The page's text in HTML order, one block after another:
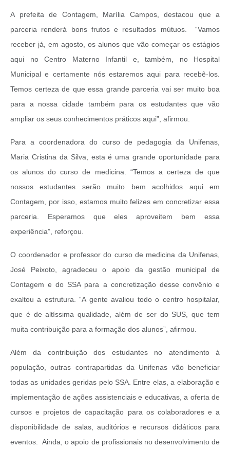
A prefeita de Contagem, Marília Campos, destacou que a
parceria renderá bons frutos e resultados mútuos. “Vamos
receber já, em agosto, os alunos que vão começar os estágios
aqui no Centro Materno Infantil e, também, no Hospital
Municipal e certamente nós estaremos aqui para recebê-los.
Temos certeza de que essa grande parceria vai ser muito boa
para a nossa cidade também para os estudantes que vão
ampliar os seus conhecimentos práticos aqui”, afirmou.
Para a coordenadora do curso de pedagogia da Unifenas,
Maria Cristina da Silva, esta é uma grande oportunidade para
os alunos do curso de medicina. “Temos a certeza de que
nossos estudantes serão muito bem acolhidos aqui em
Contagem, por isso, estamos muito felizes em concretizar essa
parceria. Esperamos que eles aproveitem bem essa
experiência”, reforçou.
O coordenador e professor do curso de medicina da Unifenas,
José Peixoto, agradeceu o apoio da gestão municipal de
Contagem e do SSA para a concretização desse convênio e
exaltou a estrutura. “A gente avaliou todo o centro hospitalar,
que é de altíssima qualidade, além de ser do SUS, que tem
muita contribuição para a formação dos alunos”, afirmou.
Além da contribuição dos estudantes no atendimento à
população, outras contrapartidas da Unifenas vão beneficiar
todas as unidades geridas pelo SSA. Entre elas, a elaboração e
implementação de ações assistenciais e educativas, a oferta de
cursos e projetos de capacitação para os colaboradores e a
disponibilidade de salas, auditórios e recursos didáticos para
eventos. Ainda, o apoio de profissionais no desenvolvimento de